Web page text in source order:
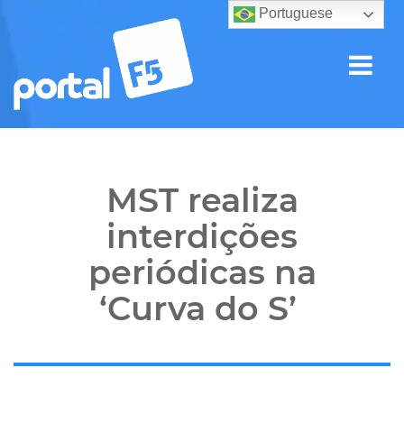
MST realiza
interdições
periódicas na
‘Curva do S’
Portuguese